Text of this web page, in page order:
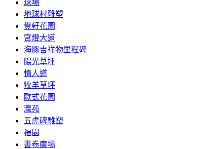
球場
地球村雕塑
覺軒花園
宮燈大道
海豚吉祥物里程碑
陽光草坪
情人道
牧羊草坪
歐式花園
瀛苑
五虎碑雕塑
福園
書卷廣場